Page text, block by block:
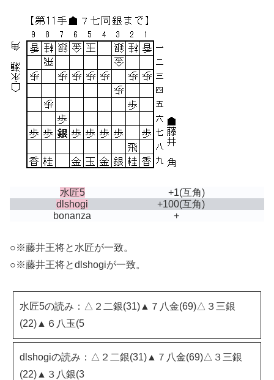
水匠5 +1(互角)
dlshogi
+100(互角)
bonanza
+
○※藤井王将と水匠が一致。
○※藤井王将とdlshogiが一致。
水匠5の読み：△２二銀(31)▲７八金(69)△３三銀
(22)▲６八玉(5
dlshogiの読み：△２二銀(31)▲７八金(69)△３三銀
(22)▲３八銀(3